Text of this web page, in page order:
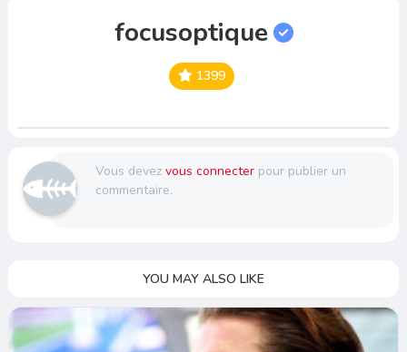
focusoptique
1399
Vous devez vous connecterpour publier un
commentaire.
YOU MAY ALSO LIKE